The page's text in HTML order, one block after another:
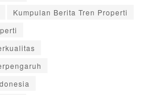
Kumpulan Berita Tren Properti